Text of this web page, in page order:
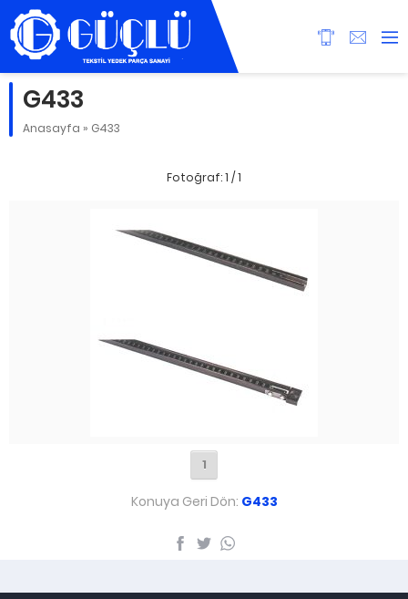
G433
Anasayfa » G433
Fotoğraf: 1 / 1
1
Konuya Geri Dön: G433